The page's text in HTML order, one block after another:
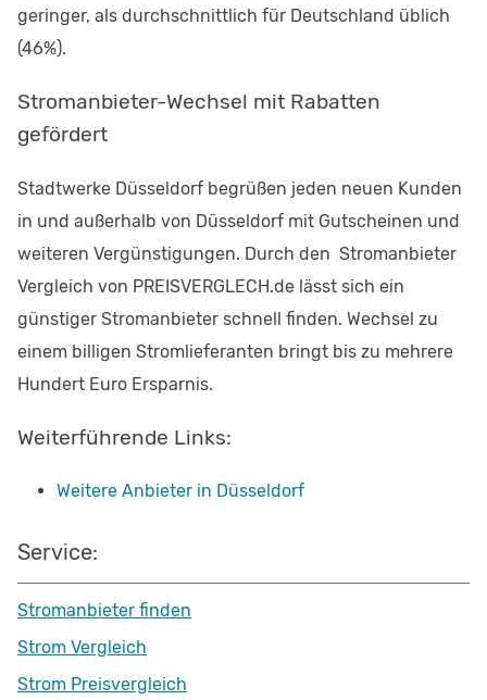
geringer, als durchschnittlich für Deutschland üblich
(46%).
Stromanbieter-Wechsel mit Rabatten
gefördert
Stadtwerke Düsseldorf begrüßen jeden neuen Kunden
in und außerhalb von Düsseldorf mit Gutscheinen und
weiteren Vergünstigungen. Durch den Stromanbieter
Vergleich von PREISVERGLECH.de lässt sich ein
günstiger Stromanbieter schnell finden. Wechsel zu
einem billigen Stromlieferanten bringt bis zu mehrere
Hundert Euro Ersparnis.
Weiterführende Links:
Weitere Anbieter in Düsseldorf
Service:
Stromanbieter finden
Strom Vergleich
Strom Preisvergleich